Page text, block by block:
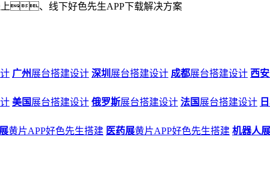
上、线下好色先生APP下载解决方案
广州展台搭建设计 深圳 展台搭建设计 成都展台搭建设计 西安
美国 展台搭建设计 俄罗斯展台搭建设计 法国 展台搭建设计
黄片APP好色先生搭建 医药展黄片APP好色先生搭建 机器人展